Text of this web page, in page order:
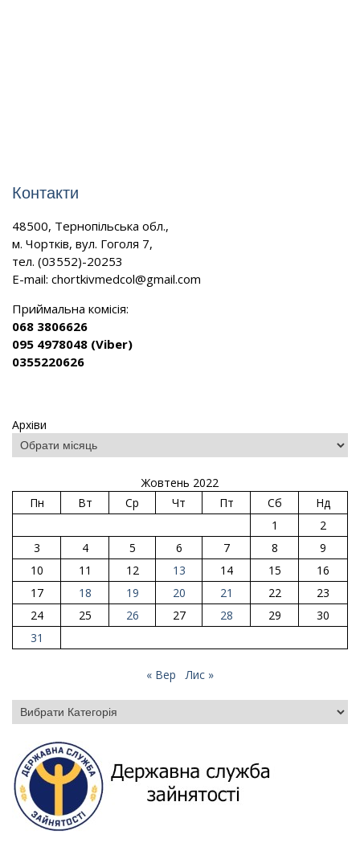
Контакти
48500, Тернопільська обл.,
м. Чортків, вул. Гоголя 7,
тел. (03552)-20253
E-mail: chortkivmedcol@gmail.com
Приймальна комісія:
068 3806626
095 4978048 (Viber)
0355220626
Архіви
Жовтень 2022
Пн
Вт Ср Чт Пт Сб
Нд
1
2
3
4 5 6 7 8
9
10
11 12 13 14 15
16
17
18 19 20 21 22
23
24
25 26 27 28 29
30
31
« Вер Лис »
Категорії